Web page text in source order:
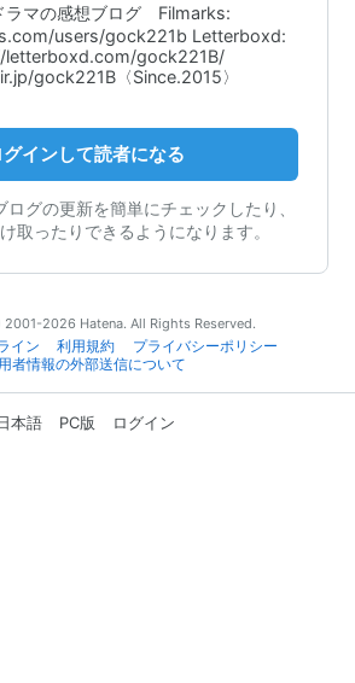
ラマの感想ブログ Filmarks:
users/gock221b Letterboxd:
gock221B/
gock221B〈Since.2015〉
グインして読者になる
グの更新を簡単にチェックしたり、
取ったりできるようになります。
2026 Hatena. All Rights Reserved.
イン 利用規約
プライバシーポリシー
者情報の外部送信について
本語 PC版 ログイン